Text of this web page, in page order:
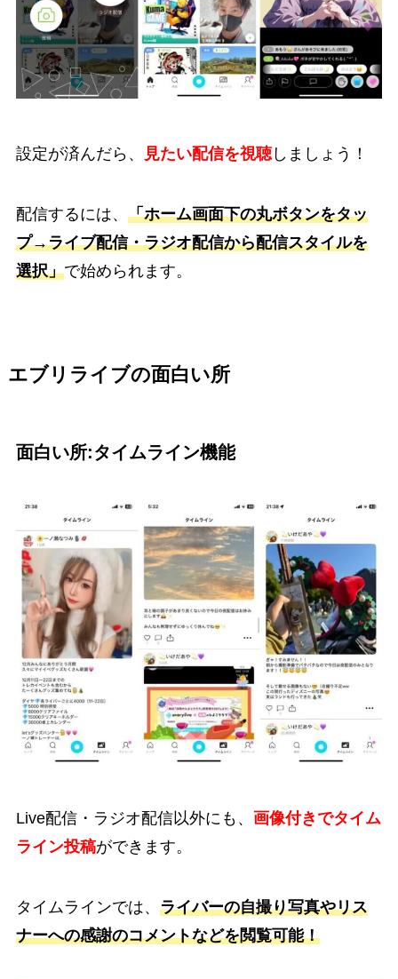
設定が済んだら、 見たい配信を視聴しましょう！
配信するには、 「ホーム画面下の丸ボタンをタッ
プ→ライブ配信・ラジオ配信から配信スタイルを
選択」で始められます。
エブリライブの面白い所
面白い所:タイムライン機能
Live配信・ラジオ配信以外にも、 画像付きでタイム
ライン投稿ができます。
タイムラインでは、 ライバーの自撮り写真やリス
ナーへの感謝のコメントなどを閲覧可能！